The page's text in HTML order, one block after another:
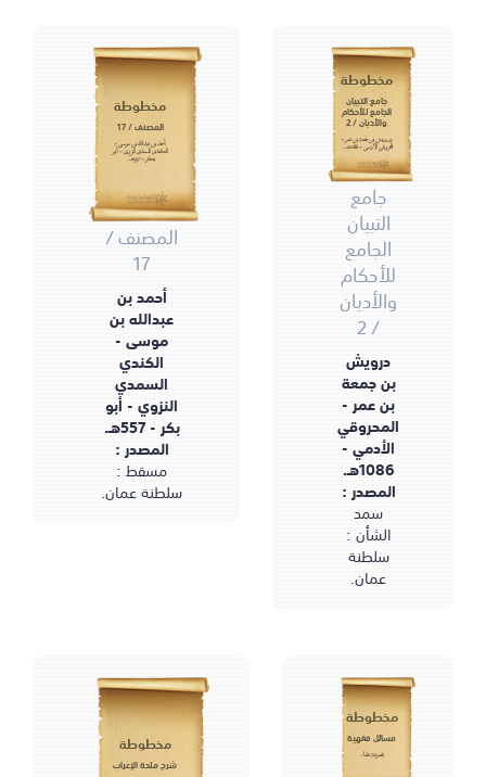
مخطوطة
المصنف / 17
أحمد بن عبدالله بن موسى -
الكندي السمدي النزوي - أبو
بكر - 557هـ.
المصنف /
17
أحمد بن
عبدالله بن
موسى -
الكندي
السمدي
النزوي - أبو
بكر - 557هـ.
المصدر :
مسقط :
سلطنة عمان.
مخطوطة
جامع التبيان
الجامع للأحكام
والأديان / 2
درويش بن جمعة بن عمر -
المحروقي الأدمي - 1086هـ.
جامع
التبيان
الجامع
للأحكام
والأديان
/ 2
درويش
بن جمعة
بن عمر -
المحروقي
الأدمي -
1086هـ.
المصدر :
سمد
الشأن :
سلطنة
عمان.
مخطوطة
شرح ملحة الإعراب
مخطوطة
مسائل فقهية
مجموعة علماء.